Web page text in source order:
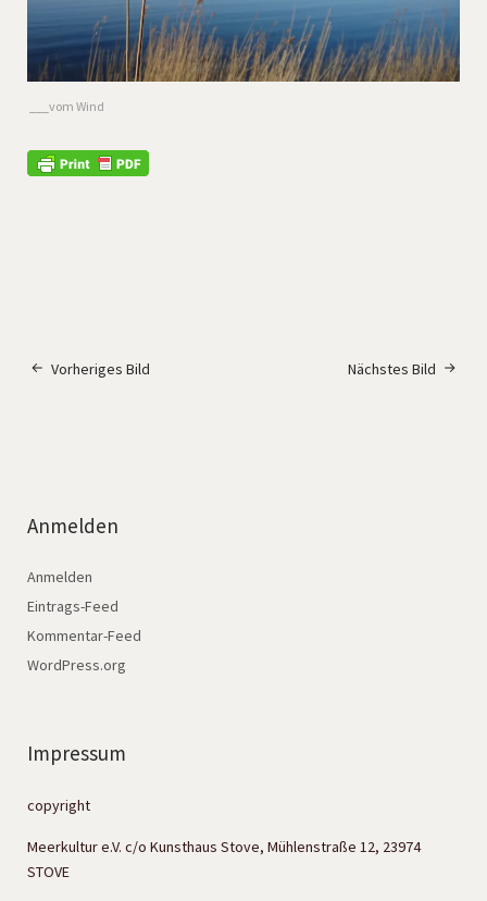
___vom Wind
Nächstes Bild
Vorheriges Bild
Anmelden
Anmelden
Eintrags-Feed
Kommentar-Feed
WordPress.org
Impressum
copyright
Meerkultur e.V. c/o Kunsthaus Stove, Mühlenstraße 12, 23974
STOVE